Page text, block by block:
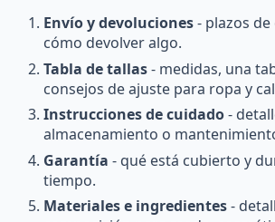
Envío y devoluciones- plazos
cómo devolver algo.
Tabla de tallas- medidas, una
consejos de ajuste para ropa y
Instrucciones de cuidado-
almacenamiento o
Garantía - qué está cubierto y
tiempo.
Materiales e ingredientes-